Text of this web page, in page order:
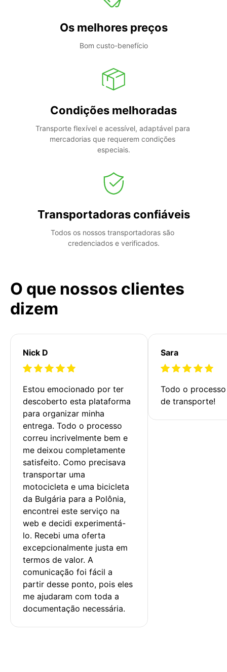
Os melhores preços
Bom custo-benefício
Condições melhoradas
Transporte flexível e acessível, adaptável para
mercadorias que requerem condições
especiais.
Transportadoras confiáveis
Todos os nossos transportadoras são
credenciados e verificados.
O que nossos clientes
dizem
Nick D
Estou emocionado por ter
descoberto esta plataforma
para organizar minha
entrega. Todo o processo
correu incrivelmente bem e
me deixou completamente
satisfeito. Como precisava
transportar uma
motocicleta e uma bicicleta
da Bulgária para a Polônia,
encontrei este serviço na
web e decidi experimentá-
lo. Recebi uma oferta
excepcionalmente justa em
termos de valor. A
comunicação foi fácil a
partir desse ponto, pois eles
me ajudaram com toda a
documentação necessária.
Sara
Todo o
de transporte!